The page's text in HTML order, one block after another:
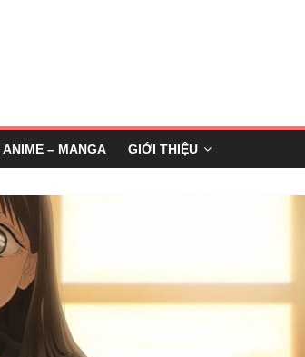
ANIME – MANGA GIỚI THIỆU